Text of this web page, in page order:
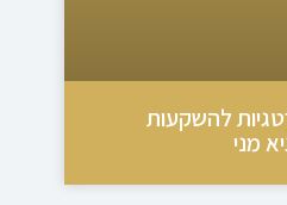
להשקעות